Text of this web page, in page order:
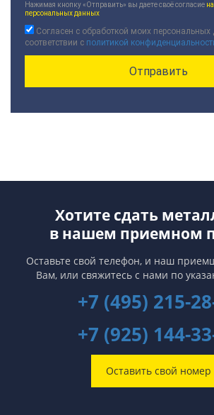
Нажимая кнопку «Отправить» вы даете своё согласие
персональных данных
Согласен с обработкой моих
соответствии с политикой
Хотите сдать
в нашем приемном
Оставьте свой телефон, и наш
Вам, или свяжитесь с нами по
+7 (495) 215-
+7 (925) 144-
Оставить свой номер